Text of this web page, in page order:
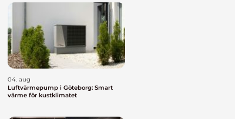
04. aug
Luftvärmepump i Göteborg: Smart
värme för kustklimatet